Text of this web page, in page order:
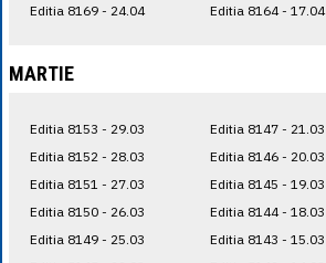
Editia 8169 - 24.04
Editia 8164 - 17.04
MARTIE
Editia 8153 - 29.03
Editia 8152 - 28.03
Editia 8151 - 27.03
Editia 8150 - 26.03
Editia 8149 - 25.03
Editia 8147 - 21.03
Editia 8146 - 20.03
Editia 8145 - 19.03
Editia 8144 - 18.03
Editia 8143 - 15.03